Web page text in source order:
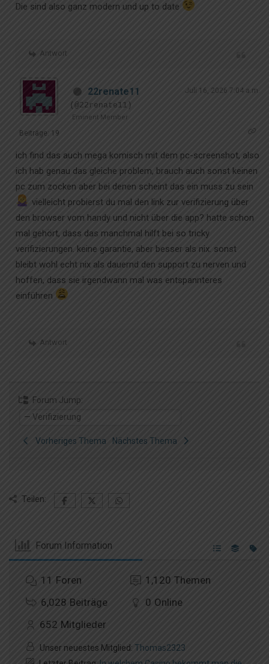
Die sind also ganz modern und up to date
Antwort
Beiträge: 19
22renate11 Juli 16, 2026 7:04 a.m.
(@22renate11)
Eminent Member
ich find das auch mega komisch mit dem pc-screenshot, also
ich hab genau das gleiche problem, brauch auch sonst keinen
pc zum zocken aber bei denen scheint das ein muss zu sein
vielleicht probierst du mal den link zur verifizierung über
den browser vom handy und nicht über die app? hatte schon
mal gehört, dass das manchmal hilft bei so tricky
verifizierungen. keine garantie, aber besser als nix. sonst
bleibt wohl echt nix als dauernd den support zu nerven und
hoffen, dass sie irgendwann mal was entspannteres
einführen
Antwort
Forum Jump:
Vorheriges Thema Nächstes Thema
Teilen:
Forum Information
11 Foren 1,120 Themen
6,028 Beiträge 0 Online
652 Mitglieder
Unser neuestes Mitglied: Thomas2323